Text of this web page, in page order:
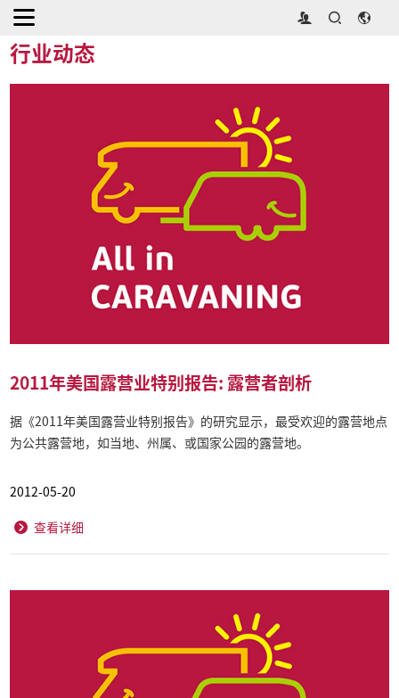
首页
行业动态
2011年美国露营业特别报告: 露营者剖析
据《2011年美国露营业特别报告》的研究显示，最受欢迎的露营地点
为公共露营地，如当地、州属、或国家公园的露营地。
2012-05-20
查看详细